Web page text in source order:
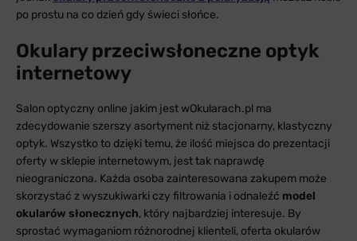
po prostu na co dzień gdy świeci słońce.
Okulary przeciwsłoneczne optyk
internetowy
Salon optyczny online jakim jest wOkularach.pl ma
zdecydowanie szerszy asortyment niż stacjonarny, klastyczny
optyk. Wszystko to dzięki temu, że ilość miejsca do prezentacji
oferty w sklepie internetowym, jest tak naprawdę
nieograniczona. Każda osoba zainteresowana zakupem może
skorzystać z wyszukiwarki czy filtrowania i odnaleźć model
okularów słonecznych, który najbardziej interesuje. By
sprostać wymaganiom różnorodnej klienteli, oferta okularów